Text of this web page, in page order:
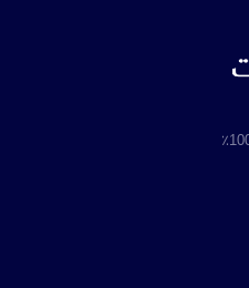
وتطبيقات الهاتف المحمول، جزائرية 100٪